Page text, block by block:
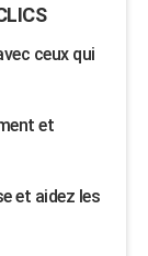
ceux qui
et
et aidez les